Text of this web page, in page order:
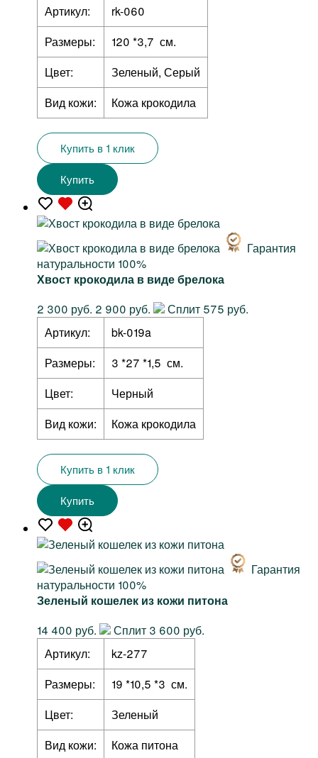
Артикул:
rk-060
Размеры:
120 *3,7 см.
Цвет:
Зеленый, Серый
Вид кожи:
Кожа крокодила
Купить в 1 клик
Купить
Гарантия
натуральности 100%
Хвост крокодила в виде брелока
2 300 руб. 2 900 руб.
Сплит 575 руб.
Артикул:
bk-019a
Размеры:
3 *27 *1,5 см.
Цвет:
Черный
Вид кожи:
Кожа крокодила
Купить в 1 клик
Купить
Гарантия
натуральности 100%
Зеленый кошелек из кожи питона
14 400 руб.
Сплит 3 600 руб.
Артикул:
kz-277
Размеры:
19 *10,5 *3 см.
Цвет:
Зеленый
Вид кожи:
Кожа питона